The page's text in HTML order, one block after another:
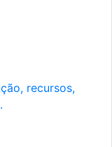
recursos,